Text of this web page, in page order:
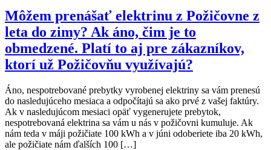
Môžem prenášať elektrinu z Požičovne z
leta do zimy? Ak áno, čim je to
obmedzené. Platí to aj pre zákazníkov,
ktorí už Požičovňu využívajú?
Áno, nespotrebované prebytky vyrobenej elektriny sa vám prenesú
do nasledujúceho mesiaca a odpočítajú sa ako prvé z vašej faktúry.
Ak v nasledujúcom mesiaci opäť vygenerujete prebytok,
nespotrebovaná elektrina sa vám u nás v požičovni kumuluje. Ak
nám teda v máji požičiate 100 kWh a v júni odoberiete iba 20 kWh,
ale požičiate nám ďalších 100 […]